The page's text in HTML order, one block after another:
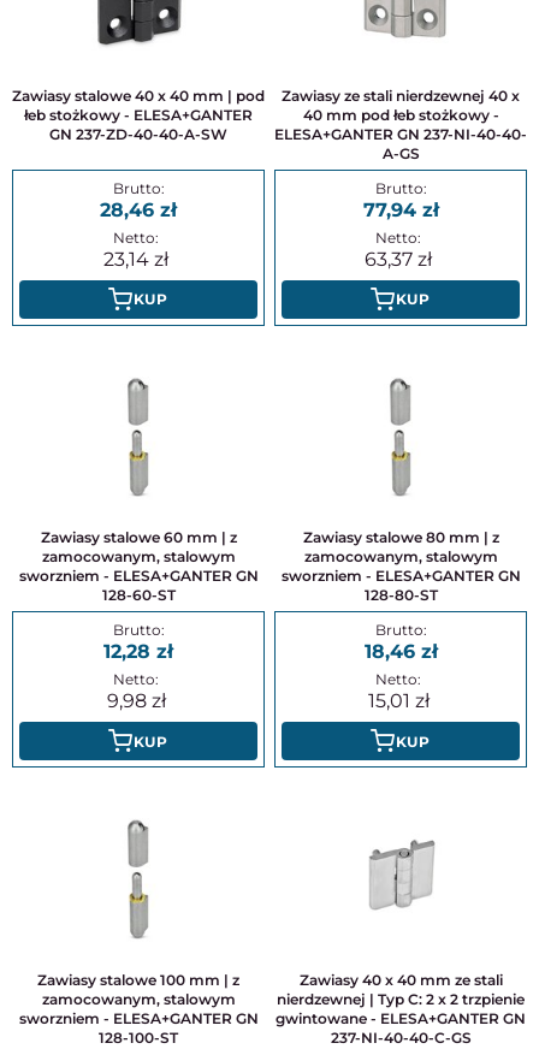
Zawiasy stalowe 40 x 40 mm | pod
łeb stożkowy - ELESA+GANTER
GN 237-ZD-40-40-A-SW
28,46
23,14
KUP
Zawiasy ze stali nierdzewnej 40 x
40 mm pod łeb stożkowy -
ELESA+GANTER GN 237-NI-40-40-
A-GS
77,94
63,37
KUP
Zawiasy stalowe 60 mm | z
zamocowanym, stalowym
sworzniem - ELESA+GANTER GN
128-60-ST
12,28
9,98
KUP
Zawiasy stalowe 80 mm | z
zamocowanym, stalowym
sworzniem - ELESA+GANTER GN
128-80-ST
18,46
15,01
KUP
Zawiasy stalowe 100 mm | z
zamocowanym, stalowym
sworzniem - ELESA+GANTER GN
128-100-ST
Zawiasy 40 x 40 mm ze stali
nierdzewnej | Typ C: 2 x 2 trzpienie
gwintowane - ELESA+GANTER GN
237-NI-40-40-C-GS